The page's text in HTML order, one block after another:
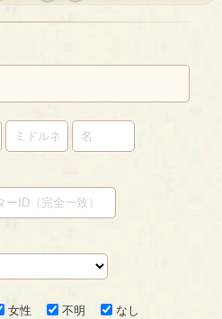
女性 不明 なし